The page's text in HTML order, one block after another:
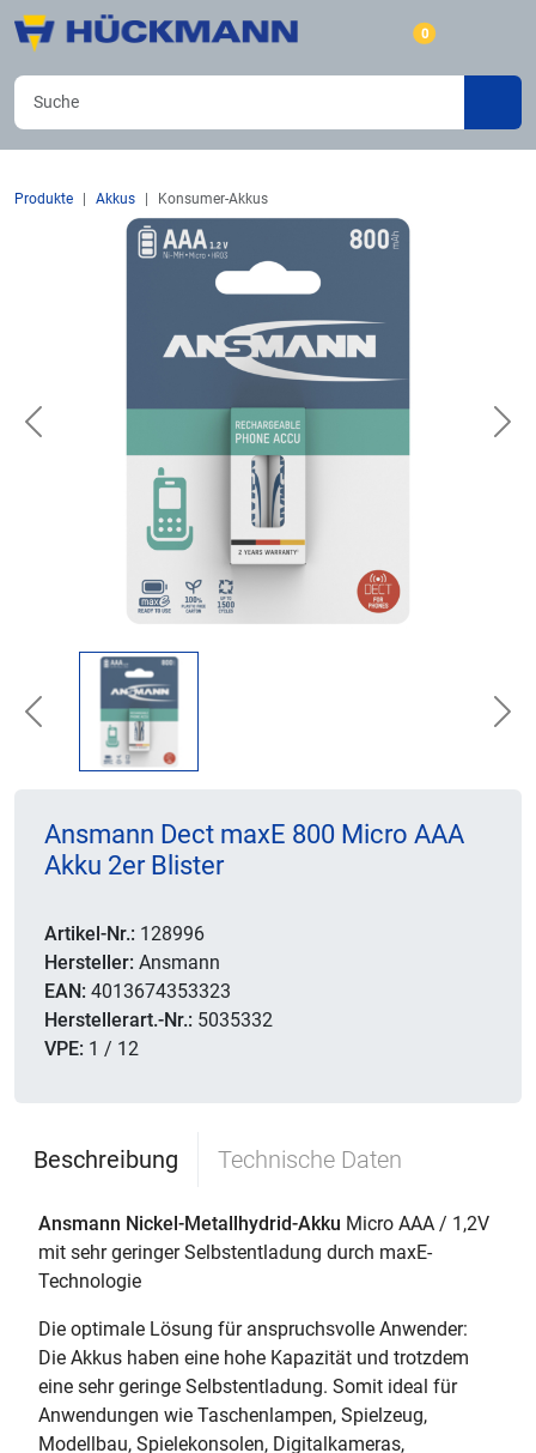
0
Produkte Akkus Konsumer-Akkus
Previous
Previous
Ansmann Dect maxE 800 Micro AAA
Akku 2er Blister
Artikel-Nr.: 128996
Hersteller: Ansmann
EAN: 4013674353323
Herstellerart.-Nr.: 5035332
VPE: 1 / 12
Beschreibung Technische Daten
Ansmann Nickel-Metallhydrid-Akku Micro AAA / 1,2V
mit sehr geringer Selbstentladung durch maxE-
Technologie
Die optimale Lösung für anspruchsvolle Anwender:
Die Akkus haben eine hohe Kapazität und trotzdem
eine sehr geringe Selbstentladung. Somit ideal für
Anwendungen wie Taschenlampen, Spielzeug,
Modellbau, Spielekonsolen, Digitalkameras,